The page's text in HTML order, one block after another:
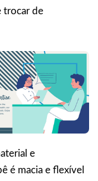
trocar de
e
é macia e flexível